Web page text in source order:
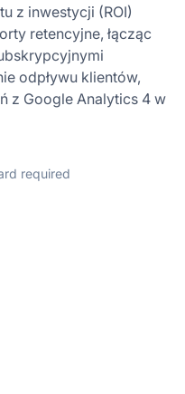
z inwestycji (ROI)
retencyjne, łącząc
odpływu klientów,
z Google Analytics 4 w
required